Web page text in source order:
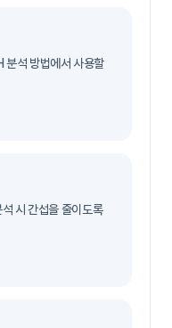
분석 방법에서 사용할
시 간섭을 줄이도록